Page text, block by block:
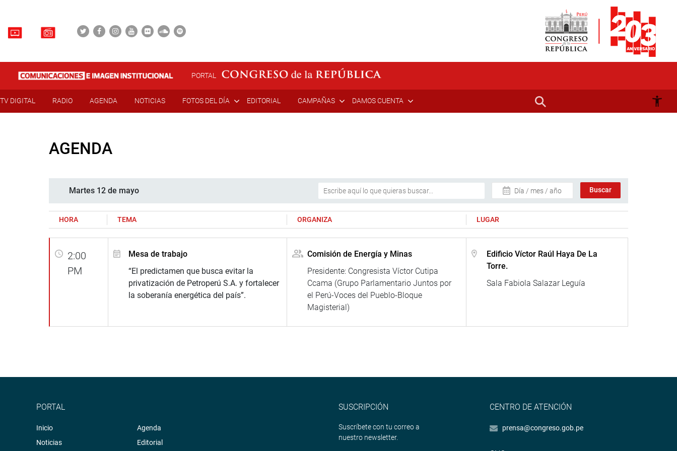
PORTAL
TV DIGITAL RADIO AGENDA NOTICIAS FOTOS DEL DÍA EDITORIAL CAMPAÑAS DAMOS CUENTA
AGENDA
Martes 12 de mayo Día / mes / año
HORA TEMA ORGANIZA LUGAR
2:00
PM
Mesa de trabajo
“El predictamen que busca evitar la
privatización de Petroperú S.A. y fortalecer
la soberanía energética del país”.
Comisión de Energía y Minas
Presidente: Congresista Víctor Cutipa
Ccama (Grupo Parlamentario Juntos por
el Perú-Voces del Pueblo-Bloque
Magisterial)
Edificio Víctor Raúl Haya De La
Torre.
Sala Fabiola Salazar Leguía
PORTAL
Inicio
Noticias
Agenda
Editorial
SUSCRIPCIÓN
Suscríbete con tu correo a
nuestro newsletter.
CENTRO DE ATENCIÓN
prensa@congreso.gob.pe